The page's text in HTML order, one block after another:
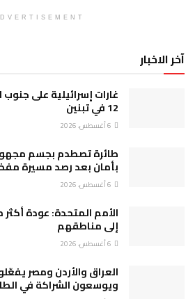
آخر الاخبار
غارات إسرائيلية على
12 في تبنين
طائرة تصطدم بجسم
بأمان بعد رصد مسيرة
إلى مناطقهم
العراق والأردن ومصر
ويوسعون الشراكة في